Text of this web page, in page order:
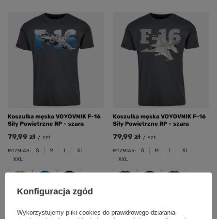
Koszulka męska VOYOVNIK F-16
Siły Powietrzne RP - szara
79,99 zł / szt.
ROZMIAR: S M L
XL
XXL
Koszulka męska VOYOVNIK F-16
Siły Powietrzne RP - szara
79,99 zł / szt.
ROZMIAR: S M L
XL
XXL
Konfiguracja zgód
Wykorzystujemy pliki cookies do prawidłowego działania